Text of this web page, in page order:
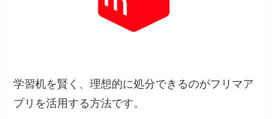
学習机を賢く、理想的に処分できるのがフリマア
プリを活用する方法です。